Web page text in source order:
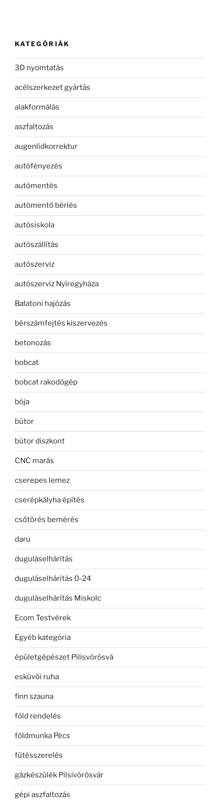
KATEGÓRIÁK
3D nyomtatás
acélszerkezet gyártás
alakformálás
aszfaltozás
augenlidkorrektur
autófényezés
autómentés
autómentő bérlés
autósiskola
autószállítás
autószerviz
autószerviz Nyíregyháza
Balatoni hajózás
bérszámfejtés kiszervezés
betonozás
bobcat
bobcat rakodógép
bója
bútor
bútor diszkont
CNC marás
cserepes lemez
cserépkályha építés
csőtörés bemérés
daru
duguláselhárítás
duguláselhárítás 0-24
duguláselhárítás Miskolc
Ecom Testvérek
Egyéb kategória
épületgépészet Pilisvörösvá
esküvői ruha
finn szauna
föld rendelés
földmunka Pécs
fűtésszerelés
gázkészülék Pilsivörösvár
gépi aszfaltozás